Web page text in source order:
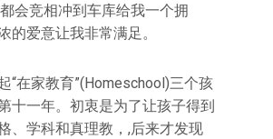
会竞相冲到车库给我一个拥
的爱意让我非常满足。
“在家教育”(Homeschool)三个孩
十一年。初衷是为了让孩子得到
、学科和真理教，,后来才发现